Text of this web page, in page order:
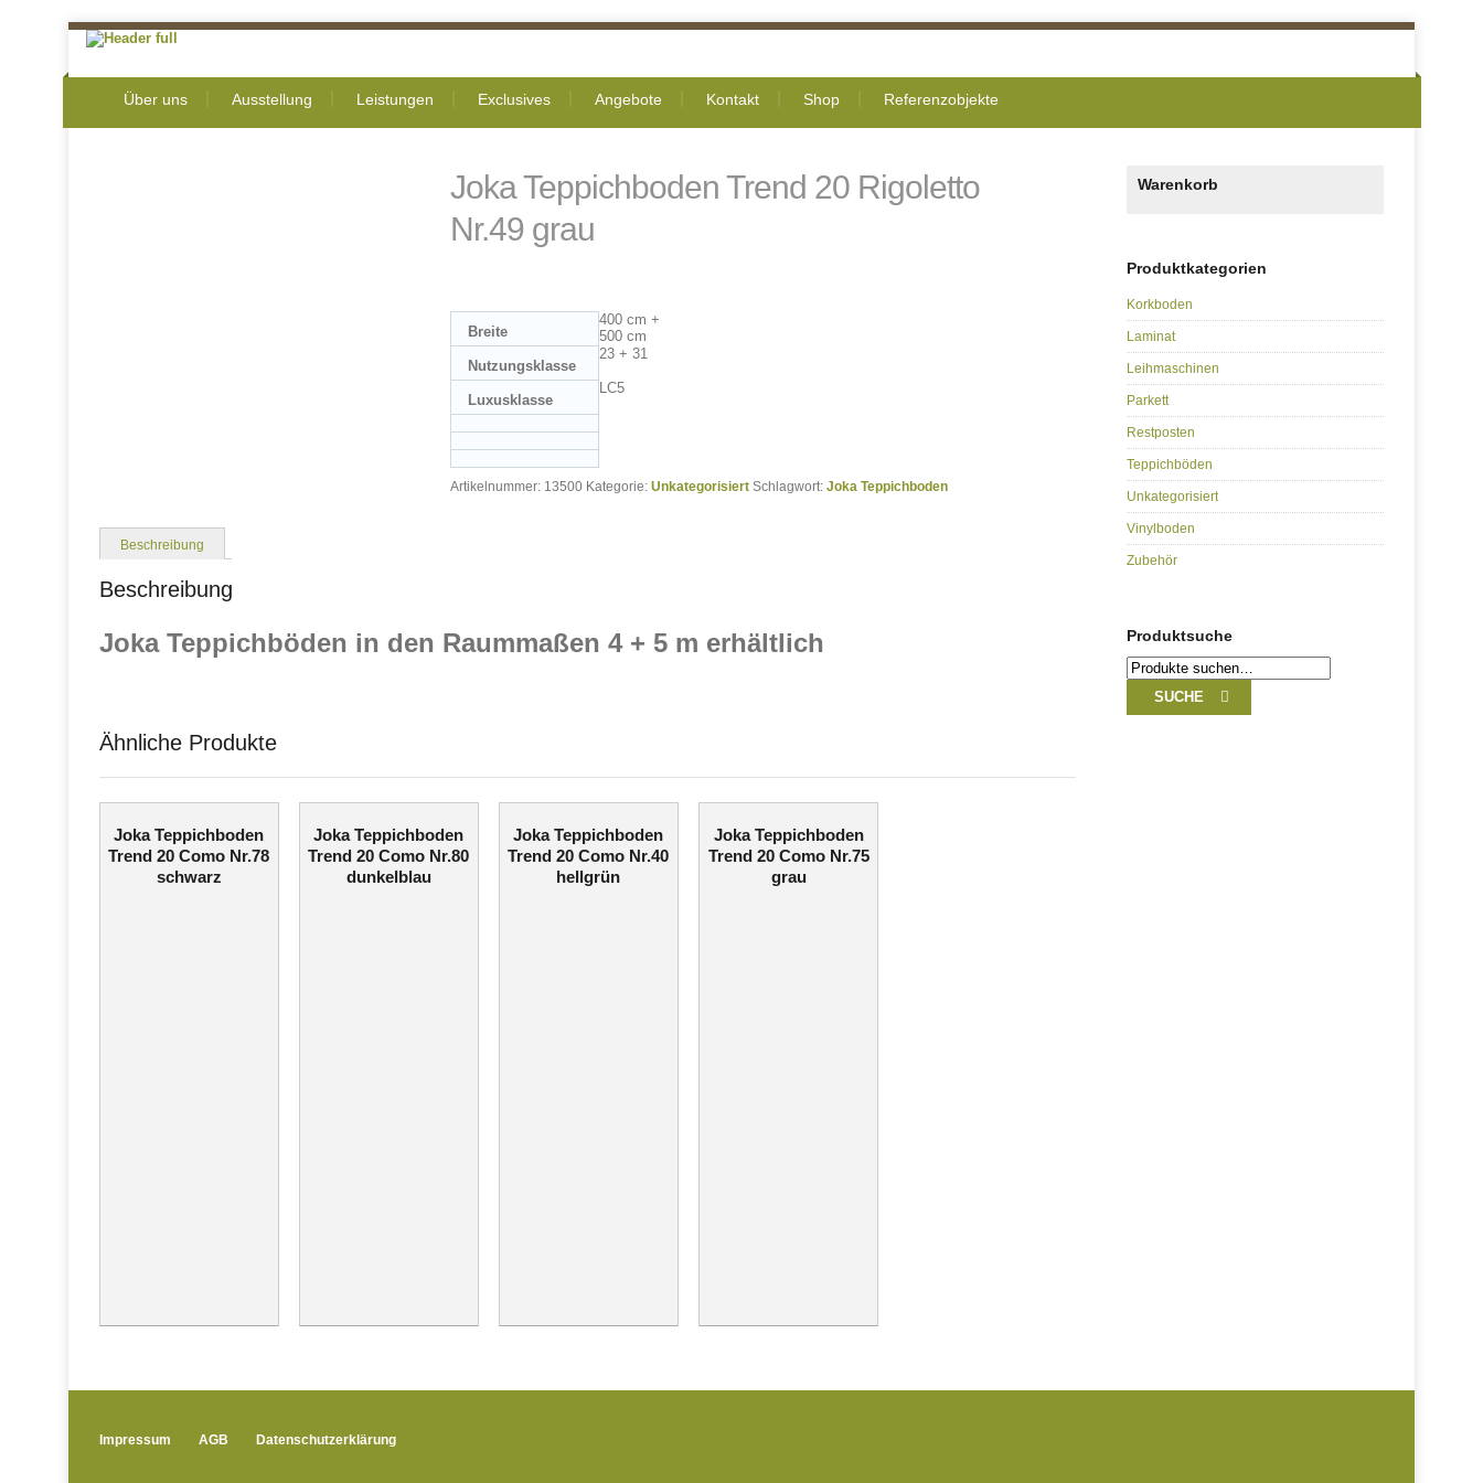
Über uns Ausstellung Leistungen Exclusives Angebote Kontakt Shop Referenzobjekte
Joka Teppichboden Trend 20 Rigoletto
Nr.49 grau
Breite
400 cm +
500 cm
Nutzungsklasse
23 + 31
Luxusklasse
LC5
Artikelnummer: 13500 Kategorie:Unkategorisiert Schlagwort:Joka Teppichboden
Beschreibung
Beschreibung
Joka Teppichböden in den Raummaßen 4 + 5 m erhältlich
Ähnliche Produkte
Joka Teppichboden
Trend 20 Como Nr.78
schwarz
Joka Teppichboden
Trend 20 Como Nr.80
dunkelblau
Joka Teppichboden
Trend 20 Como Nr.40
hellgrün
Joka Teppichboden
Trend 20 Como Nr.75
grau
Warenkorb
Produktkategorien
Korkboden
Laminat
Leihmaschinen
Parkett
Restposten
Teppichböden
Unkategorisiert
Vinylboden
Zubehör
Produktsuche
Suche
nach:
SUCHE
Impressum AGB Datenschutzerklärung